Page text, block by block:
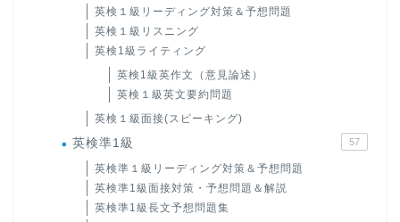
英検１級リーディング対策＆予想問題
英検１級リスニング
英検1級ライティング
英検1級英作文（意見論述）
英検１級英文要約問題
英検１級面接(スピーキング)
英検準1級 57
英検準１級リーディング対策＆予想問題
英検準1級面接対策・予想問題＆解説
英検準1級長文予想問題集